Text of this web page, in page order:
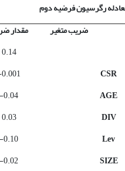
ضریب متغیر
مقدار
0.14
CSR
0.001-
AGE
0.04-
DIV
0.03
Lev
0.10-
SIZE
0.02-